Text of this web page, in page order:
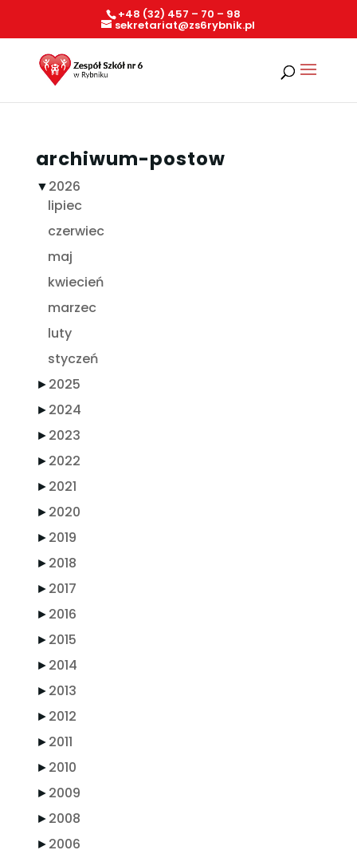
+48 (32) 457 – 70 – 98
sekretariat@zs6rybnik.pl
archiwum-postow
▼2026
lipiec
czerwiec
maj
kwiecień
marzec
luty
styczeń
►2025
►2024
►2023
►2022
►2021
►2020
►2019
►2018
►2017
►2016
►2015
►2014
►2013
►2012
►2011
►2010
►2009
►2008
►2006